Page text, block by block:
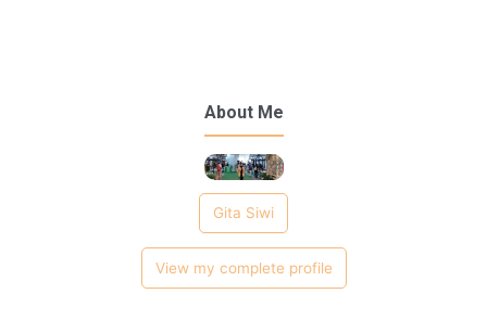
About Me
Gita Siwi
View my complete profile